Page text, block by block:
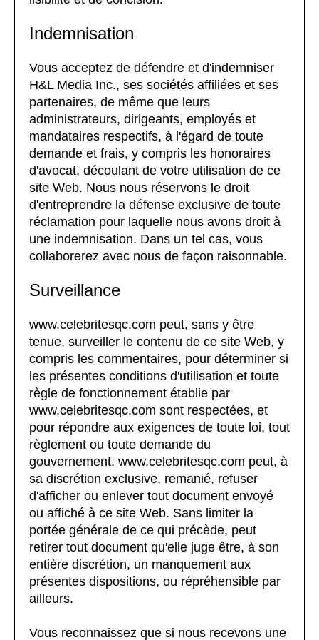
Indemnisation
Vous acceptez de défendre et d'indemniser
H&L Media Inc., ses sociétés affiliées et ses
partenaires, de même que leurs
administrateurs, dirigeants, employés et
mandataires respectifs, à l'égard de toute
demande et frais, y compris les honoraires
d'avocat, découlant de votre utilisation de ce
site Web. Nous nous réservons le droit
d'entreprendre la défense exclusive de toute
réclamation pour laquelle nous avons droit à
une indemnisation. Dans un tel cas, vous
collaborerez avec nous de façon raisonnable.
Surveillance
www.celebritesqc.com peut, sans y être
tenue, surveiller le contenu de ce site Web, y
compris les commentaires, pour déterminer si
les présentes conditions d'utilisation et toute
règle de fonctionnement établie par
www.celebritesqc.com sont respectées, et
pour répondre aux exigences de toute loi, tout
règlement ou toute demande du
gouvernement. www.celebritesqc.com peut, à
sa discrétion exclusive, remanié, refuser
d'afficher ou enlever tout document envoyé
ou affiché à ce site Web. Sans limiter la
portée générale de ce qui précède, peut
retirer tout document qu'elle juge être, à son
entière discrétion, un manquement aux
présentes dispositions, ou répréhensible par
ailleurs.
Vous reconnaissez que si nous recevons une